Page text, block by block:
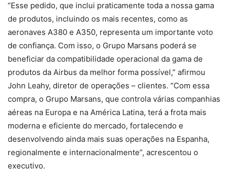
“Esse pedido, que inclui praticamente toda a nossa gama
de produtos, incluindo os mais recentes, como as
aeronaves A380 e A350, representa um importante voto
de confiança. Com isso, o Grupo Marsans poderá se
beneficiar da compatibilidade operacional da gama de
produtos da Airbus da melhor forma possível,” afirmou
John Leahy, diretor de operações – clientes. “Com essa
compra, o Grupo Marsans, que controla várias companhias
aéreas na Europa e na América Latina, terá a frota mais
moderna e eficiente do mercado, fortalecendo e
desenvolvendo ainda mais suas operações na Espanha,
regionalmente e internacionalmente”, acrescentou o
executivo.